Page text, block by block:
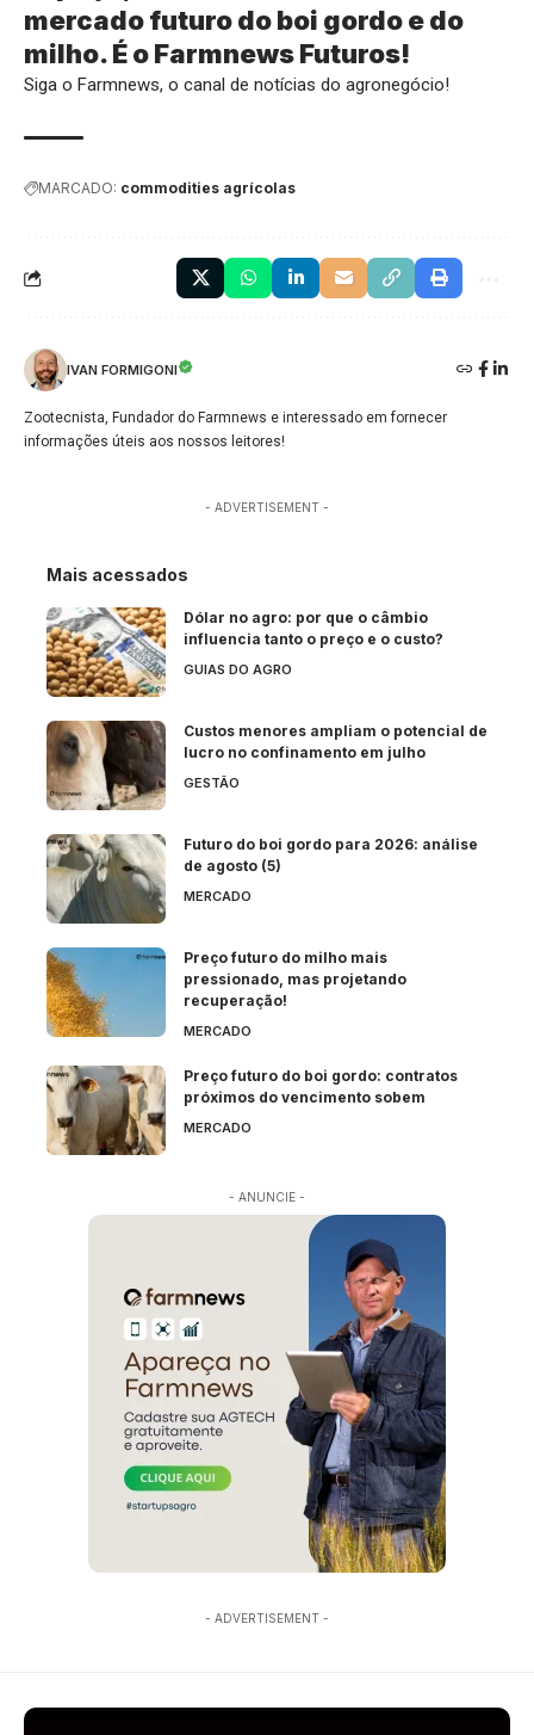
mercado futuro do boi gordo e do
milho. É oFarmnews Futuros!
Siga o Farmnews, o canal de notícias do agronegócio!
MARCADO: commodities agrícolas
IVAN FORMIGONI
Zootecnista, Fundador do Farmnews e interessado em fornecer
informações úteis aos nossos leitores!
- ADVERTISEMENT -
Mais acessados
Dólar no agro: por que o câmbio
influencia tanto o preço e o custo?
GUIAS DO AGRO
Custos menores ampliam o potencial de
lucro no confinamento em julho
GESTÃO
Futuro do boi gordo para 2026: análise
de agosto (5)
MERCADO
Preço futuro do milho mais
pressionado, mas projetando
recuperação!
MERCADO
Preço futuro do boi gordo: contratos
próximos do vencimento sobem
MERCADO
- ANUNCIE -
- ADVERTISEMENT -